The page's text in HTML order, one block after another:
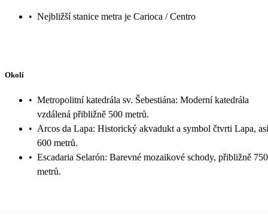
• Nejbližší stanice metra je Carioca / Centro
Okolí
• Metropolitní katedrála sv. Šebestiána: Moderní katedrála
vzdálená přibližně 500 metrů.
• Arcos da Lapa: Historický akvadukt a symbol čtvrti Lapa, asi
600 metrů.
• Escadaria Selarón: Barevné mozaikové schody, přibližně 750
metrů.